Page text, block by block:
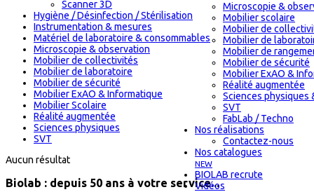
Microscopie &
Mobilier scolaire
Mobilier de
Mobilier de
Mobilier de
Mobilier de sécurité
Mobilier ExAO &
Réalité augmentée
Sciences physiques
SVT
FabLab / Techno
Nos réalisations
Contactez-nous
Nos catalogues
NEW
BIOLAB recrute
Vidéos
Scanner 3D
Hygiène / Désinfection / Stérilisation
Instrumentation & mesures
Matériel de laboratoire & consommables
Microscopie & observation
Mobilier de collectivités
Mobilier de laboratoire
Mobilier de sécurité
Mobilier ExAO & Informatique
Mobilier Scolaire
Réalité augmentée
Sciences physiques
SVT
Aucun résultat
Biolab : depuis 50 ans à votre service...